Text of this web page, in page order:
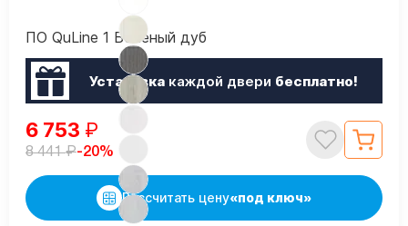
ПО QuLine 1 Беленый дуб
Установкакаждой двери бесплатно!
6 753 ₽
8 441₽-20%
Рассчитать цену«под ключ»